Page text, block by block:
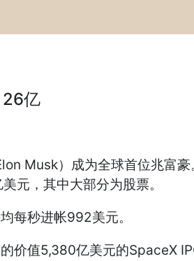
26亿
Musk）成为全球首位兆富
元，其中大部分为股票。
每秒进帐992美元。
价值5,380亿美元的SpaceX